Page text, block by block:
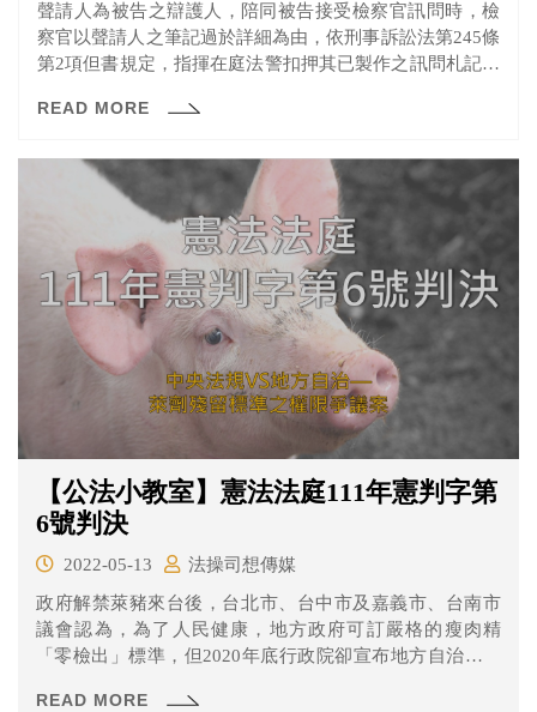
聲請人為被告之辯護人，陪同被告接受檢察官訊問時，檢
察官以聲請人之筆記過於詳細為由，依刑事訴訟法第245條
第2項但書規定，指揮在庭法警扣押其已製作之訊問札記乙
偵訊筆錄。 聲請人不服，聲請法院撤銷，但被法院以「聲
救濟手段而向大法官聲請解釋憲法。
READ MORE
【公法小教室】憲法法庭111年憲判字第
6號判決
2022-05-13
法操司想傳媒
政府解禁萊豬來台後，台北市、台中市及嘉義市、台南市
議會認為，為了人民健康，地方政府可訂嚴格的瘦肉精
「零檢出」標準，但2020年底行政院卻宣布地方自治條例
READ MORE